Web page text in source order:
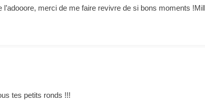
l’adooore, merci de me faire revivre de si bons moments
tes petits ronds !!!